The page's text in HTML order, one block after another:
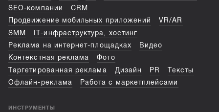
SEO-компании
CRM
Продвижение мобильных приложений
VR/AR
SMM
IT-инфраструктура, хостинг
Реклама на интернет-площадках
Видео
Контекстная реклама
Фото
Таргетированная реклама
Дизайн PR
Тексты
Офлайн-реклама
Работа с маркетплейсами
ИНСТРУМЕНТЫ